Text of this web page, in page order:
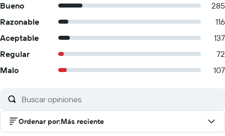
Bueno
285
Razonable
116
Aceptable
137
Regular
72
Malo
107
Ordenar por:Más reciente